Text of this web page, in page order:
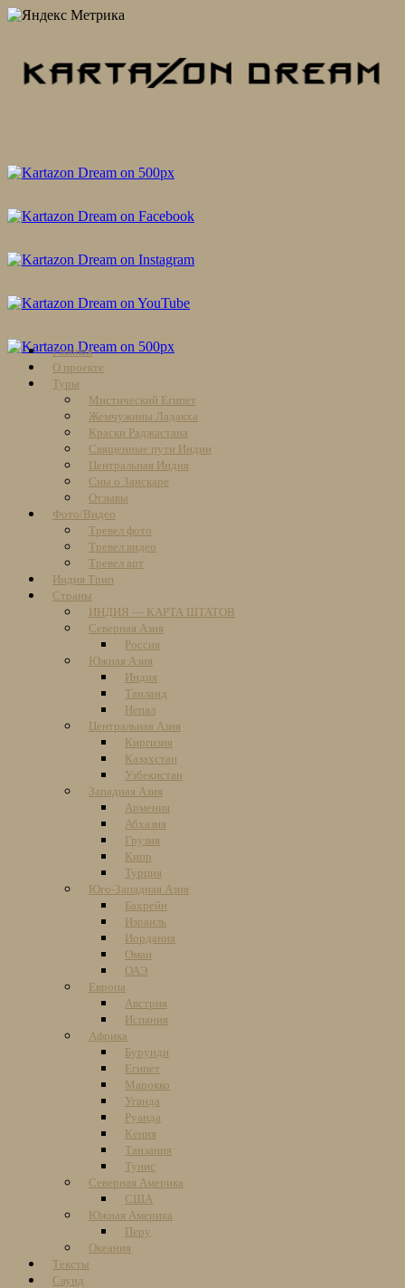
Skip
content
Главная
О проекте
Туры
Мистический Египет
Жемчужины Ладакха
Краски Раджастана
Священные пути Индии
Центральная Индия
Сны о Занскаре
Отзывы
Фото/Видео
Тревел фото
Тревел видео
Тревел арт
Индия Трип
Страны
ИНДИЯ — КАРТА ШТАТОВ
Северная Азия
Россия
Южная Азия
Индия
Таиланд
Непал
Центральная Азия
Киргизия
Казахстан
Узбекистан
Западная Азия
Армения
Абхазия
Грузия
Кипр
Турция
Юго-Западная Азия
Бахрейн
Израиль
Иордания
Оман
ОАЭ
Европа
Австрия
Испания
Африка
Бурунди
Египет
Марокко
Уганда
Руанда
Кения
Танзания
Тунис
Северная Америка
США
Южная Америка
Перу
Океания
Тексты
Саунд